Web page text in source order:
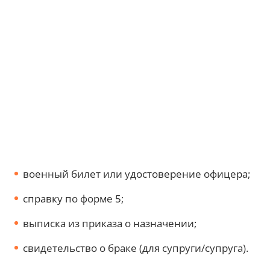
военный билет или удостоверение офицера;
справку по форме 5;
выписка из приказа о назначении;
свидетельство о браке (для супруги/супруга).